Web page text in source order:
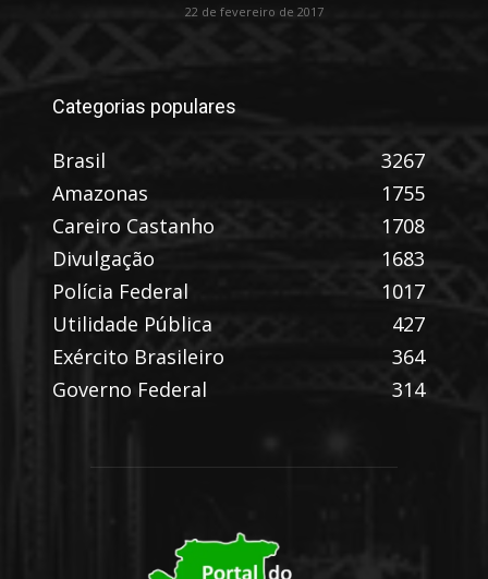
22 de fevereiro de 2017
Categorias populares
Brasil
3267
Amazonas
1755
Careiro Castanho
1708
Divulgação
1683
Polícia Federal
1017
Utilidade Pública
427
Exército Brasileiro
364
Governo Federal
314